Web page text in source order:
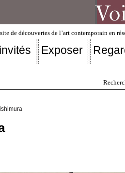
de découvertes de l’art contemporain en
Exposer